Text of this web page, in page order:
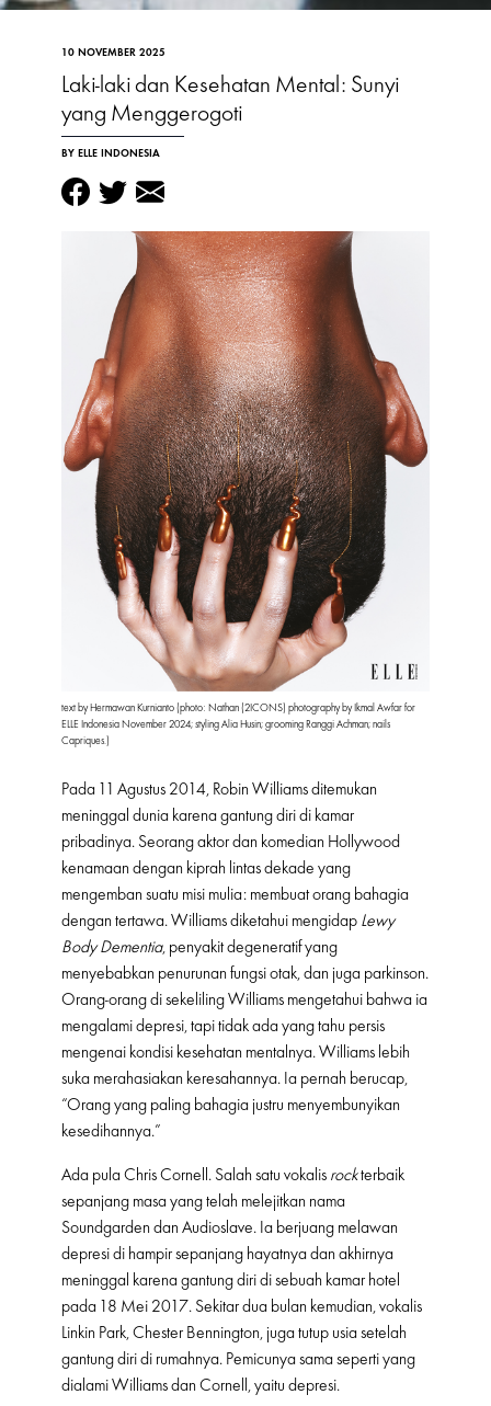
10 NOVEMBER 2025
Laki-laki dan Kesehatan Mental: Sunyi
yang Menggerogoti
BY ELLE INDONESIA
text by Hermawan Kurnianto (photo: Nathan (2ICONS) photography by Ikmal Awfar for
ELLE Indonesia November 2024; styling Alia Husin; grooming Ranggi Achman; nails
Capriques.)
Pada 11 Agustus 2014, Robin Williams ditemukan
meninggal dunia karena gantung diri di kamar
pribadinya. Seorang aktor dan komedian Hollywood
kenamaan dengan kiprah lintas dekade yang
mengemban suatu misi mulia: membuat orang bahagia
dengan tertawa. Williams diketahui mengidap Lewy
Body Dementia, penyakit degeneratif yang
menyebabkan penurunan fungsi otak, dan juga parkinson.
Orang-orang di sekeliling Williams mengetahui bahwa ia
mengalami depresi, tapi tidak ada yang tahu persis
mengenai kondisi kesehatan mentalnya. Williams lebih
suka merahasiakan keresahannya. Ia pernah berucap,
“Orang yang paling bahagia justru menyembunyikan
kesedihannya.”
Ada pula Chris Cornell. Salah satu vokalis rockterbaik
sepanjang masa yang telah melejitkan nama
Soundgarden dan Audioslave. Ia berjuang melawan
depresi di hampir sepanjang hayatnya dan akhirnya
meninggal karena gantung diri di sebuah kamar hotel
pada 18 Mei 2017. Sekitar dua bulan kemudian, vokalis
Linkin Park, Chester Bennington, juga tutup usia setelah
gantung diri di rumahnya. Pemicunya sama seperti yang
dialami Williams dan Cornell, yaitu depresi.